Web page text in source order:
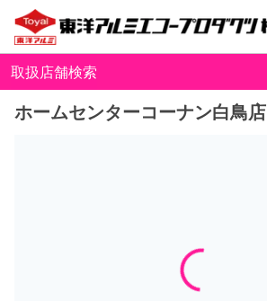
取扱店舗検索
ホームセンターコーナン白鳥店
Loading...